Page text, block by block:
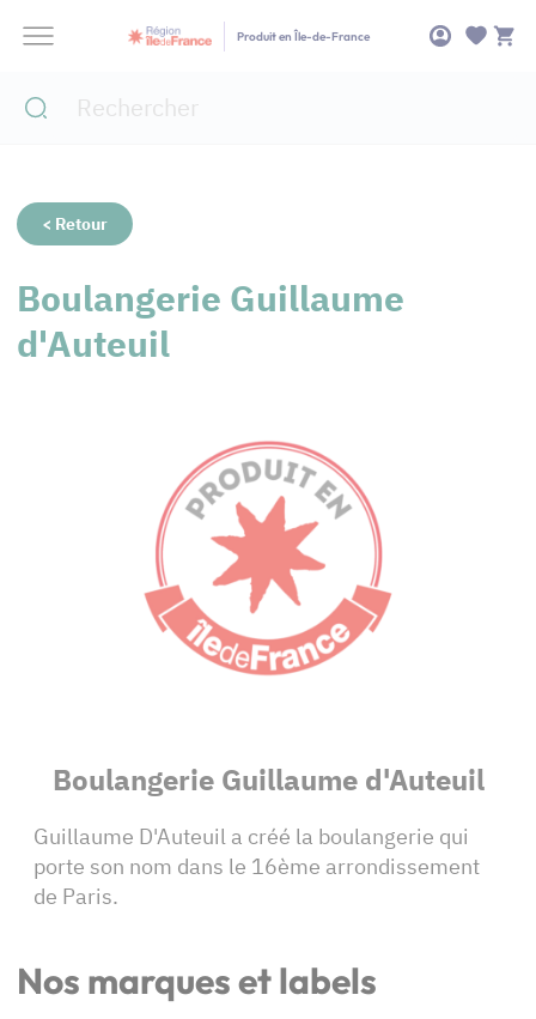
Produit en Île-de-France
< Retour
Boulangerie Guillaume
d'Auteuil
Boulangerie Guillaume d'Auteuil
Guillaume D'Auteuil a créé la boulangerie qui
porte son nom dans le 16ème arrondissement
de Paris.
Nos marques et labels